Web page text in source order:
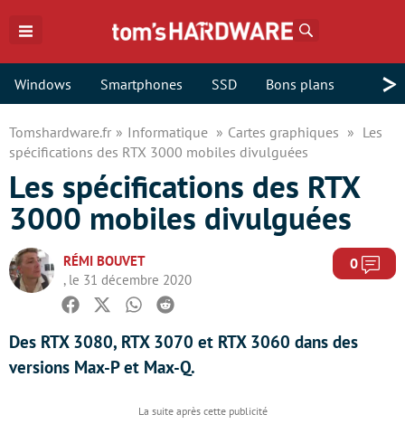
Windows Smartphones SSD Bons plans >
Tomshardware.fr Informatique Cartes graphiques
Les
spécifications des RTX 3000 mobiles divulguées
Les spécifications des RTX
3000 mobiles divulguées
RÉMI BOUVET
, le 31 décembre 2020
0
Facebook
TwitterWhatsapp
Reddit
Des RTX 3080, RTX 3070 et RTX 3060 dans des
versions Max-P et Max-Q.